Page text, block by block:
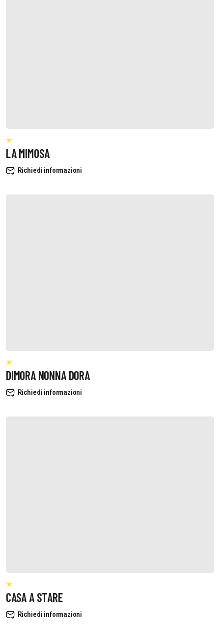
LA MIMOSA
Richiedi informazioni
DIMORA NONNA DORA
Richiedi informazioni
CASA A STARE
Richiedi informazioni